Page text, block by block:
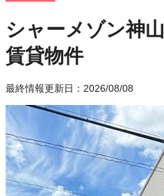
シャーメゾン神山
賃貸物件
最終情報更新日：2026/08/08